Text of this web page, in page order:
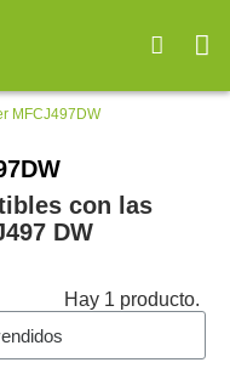
MFCJ497DW
con las
DW
Hay 1 producto.